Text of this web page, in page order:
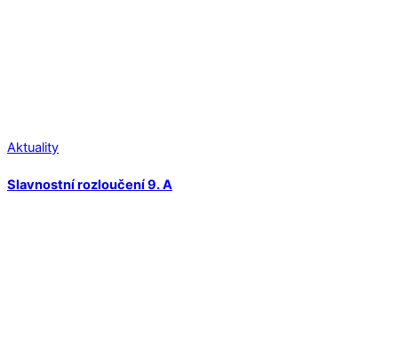
Aktuality
Slavnostní rozloučení 9. A